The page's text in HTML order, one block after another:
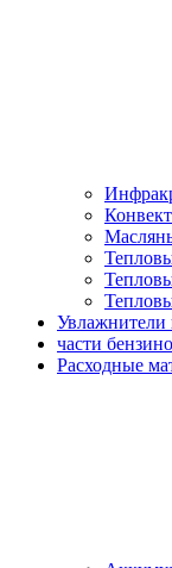
Увлажнители
части
Расходные